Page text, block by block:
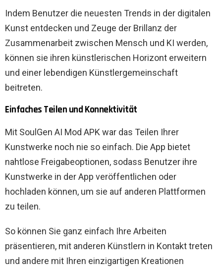
Indem Benutzer die neuesten Trends in der digitalen
Kunst entdecken und Zeuge der Brillanz der
Zusammenarbeit zwischen Mensch und KI werden,
können sie ihren künstlerischen Horizont erweitern
und einer lebendigen Künstlergemeinschaft
beitreten.
Einfaches Teilen und Konnektivität
Mit SoulGen AI Mod APK war das Teilen Ihrer
Kunstwerke noch nie so einfach. Die App bietet
nahtlose Freigabeoptionen, sodass Benutzer ihre
Kunstwerke in der App veröffentlichen oder
hochladen können, um sie auf anderen Plattformen
zu teilen.
So können Sie ganz einfach Ihre Arbeiten
präsentieren, mit anderen Künstlern in Kontakt treten
und andere mit Ihren einzigartigen Kreationen